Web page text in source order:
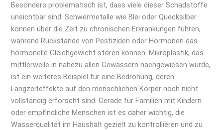
Besonders problematisch ist, dass viele dieser Schadstoffe
unsichtbar sind. Schwermetalle wie Blei oder Quecksilber
können über die Zeit zu chronischen Erkrankungen führen,
während Rückstände von Pestiziden oder Hormonen das
hormonelle Gleichgewicht stören können. Mikroplastik, das
mittlerweile in nahezu allen Gewässern nachgewiesen wurde,
ist ein weiteres Beispiel für eine Bedrohung, deren
Langzeiteffekte auf den menschlichen Körper noch nicht
vollständig erforscht sind. Gerade für Familien mit Kindern
oder empfindliche Menschen ist es daher wichtig, die
Wasserqualität im Haushalt gezielt zu kontrollieren und zu